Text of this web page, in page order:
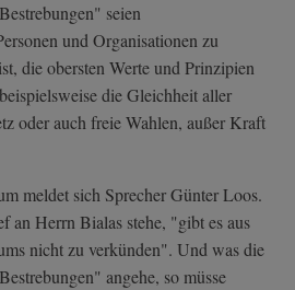
seien
und Organisationen zu
die obersten Werte und Prinzipien
die Gleichheit aller
oder auch freie Wahlen, außer Kraft
meldet sich Sprecher Günter Loos.
an Herrn Bialas stehe, "gibt es aus
nicht zu verkünden". Und was die
angehe, so müsse